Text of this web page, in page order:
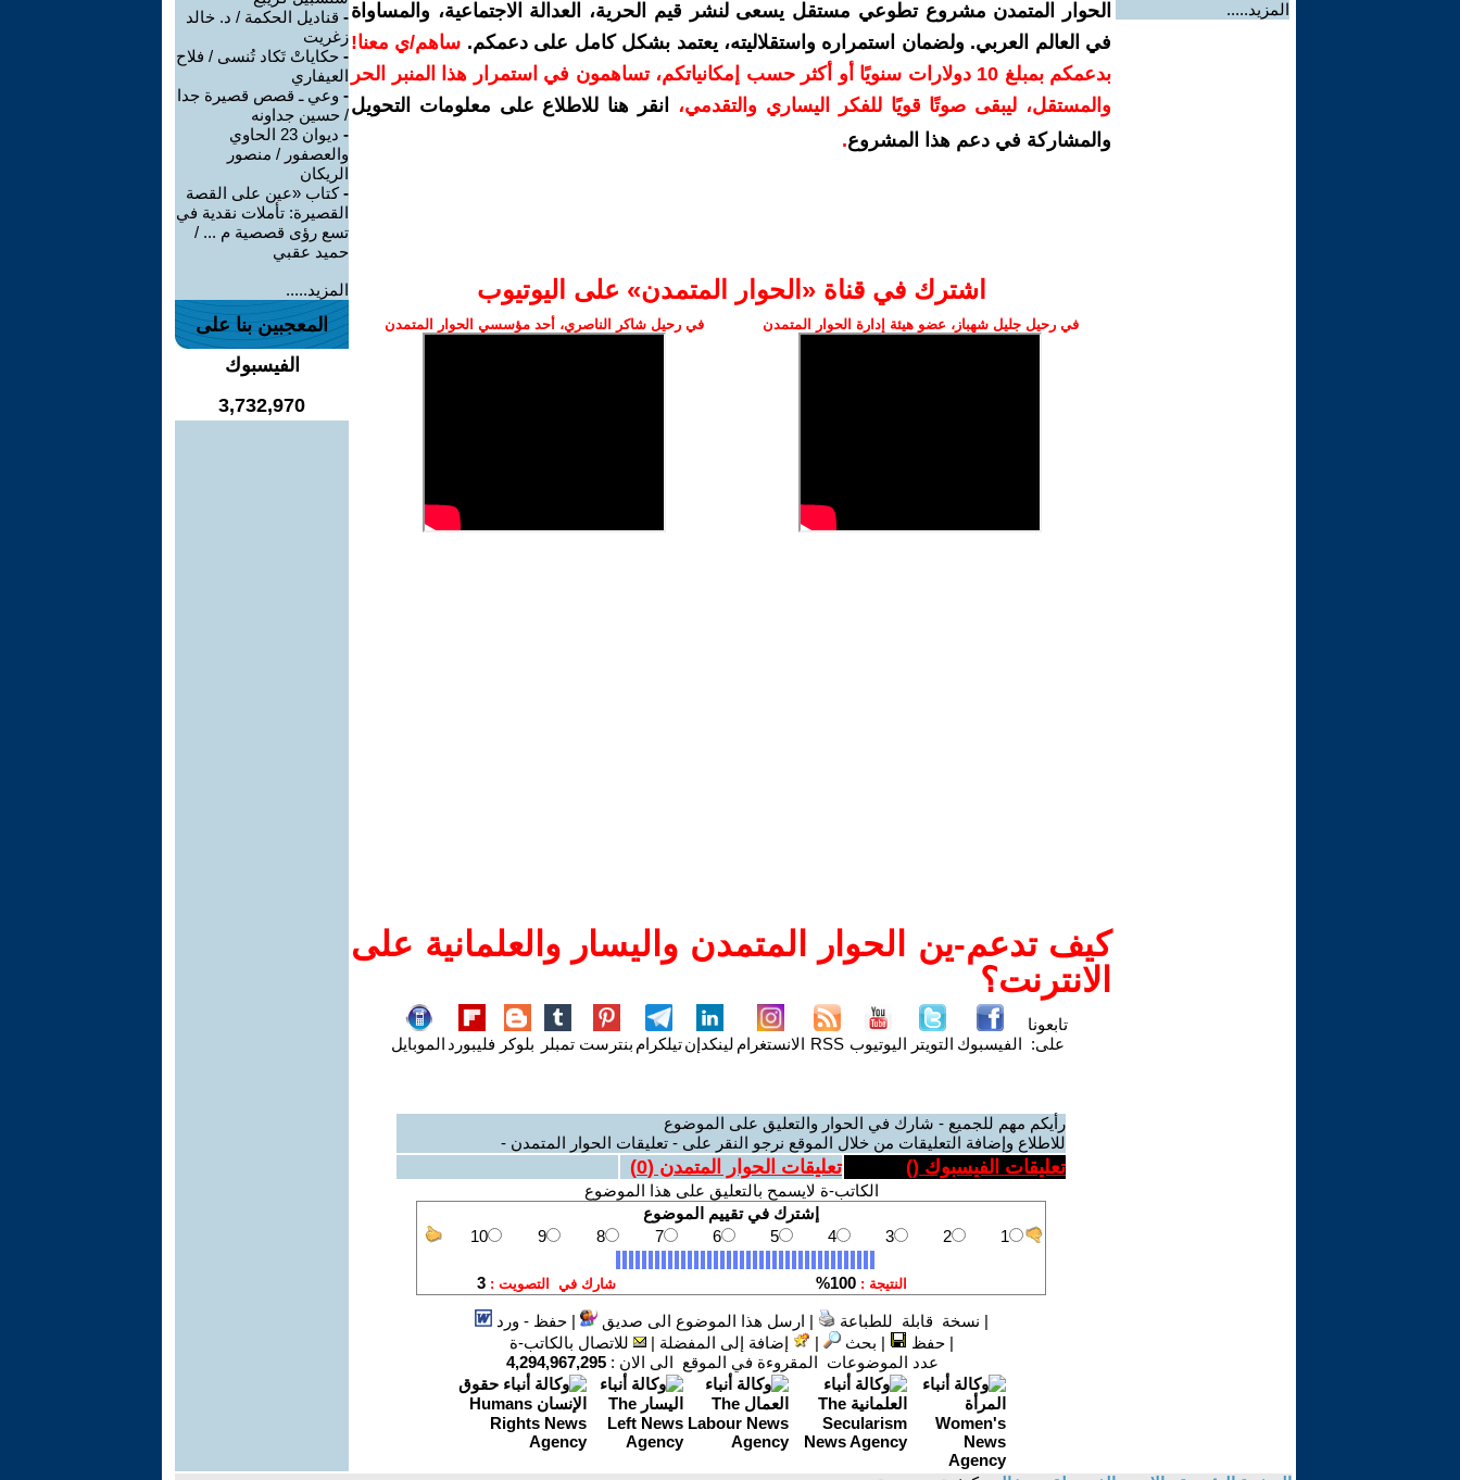
المزيد.....
الحوار المتمدن مشروع تطوعي مستقل يسعى لنشر قيم الحرية، العدالة الاجتماعية، والمساواة
في العالم العربي. ولضمان استمراره واستقلاليته، يعتمد بشكل كامل على دعمكم. ساهم/ي معنا!
بدعمكم بمبلغ 10 دولارات سنويًا أو أكثر حسب إمكانياتكم، تساهمون في استمرار هذا المنبر الحر
والمستقل، ليبقى صوتًا قويًا للفكر اليساري والتقدمي،
انقر هنا للاطلاع على معلومات التحويل
والمشاركة في دعم هذا المشروع.
اشترك في قناة ‫«الحوار المتمدن» على اليوتيوب
في رحيل جليل شهباز، عضو هيئة إدارة الحوار المتمدن في رحيل شاكر الناصري، أحد مؤسسي الحوار المتمدن
كيف تدعم-ين الحوار المتمدن واليسار والعلمانية على
الانترنت؟
تابعونا
على: الفيسبوك التويتر اليوتيوب RSS الانستغرام لينكدإنتيلكرام بنترست تمبلر بلوكر فليبورد الموبايل
رأيكم مهم للجميع - شارك في الحوار والتعليق على الموضوع
للاطلاع وإضافة التعليقات من خلال الموقع نرجو النقر على - تعليقات الحوار المتمدن -
تعليقات الفيسبوك () تعليقات الحوار المتمدن (0
)
الكاتب-ة لايسمح بالتعليق على هذا الموضوع
| نسخة قابلة للطباعة | ارسل هذا الموضوع الى صديق |حفظ - ورد
|حفظ | بحث | إضافة إلى المفضلة |
للاتصال بالكاتب-ة
عدد الموضوعات المقروءة في الموقع الى الان : 4,294,967,295
- قناديل الحكمة / د. خالد
زغريت
- حكاياتْ تَكاد تُنسى / فلاح
العيفاري
- وعي ـ قصص قصيرة جدا
/ حسين جداونه
-
ديوان 23 الحاوي
والعصفور / منصور
الريكان
-كتاب «عين على القصة
القصيرة: تأملات نقدية في
تسع رؤى قصصية م ... /
حميد عقبي
المزيد.....
المعجبين بنا على
الفيسبوك
3,732,970